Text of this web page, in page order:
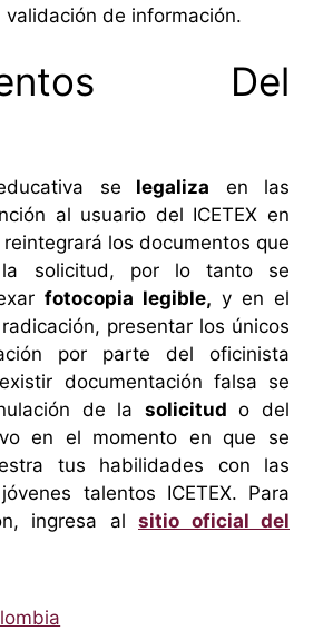
validación de información.
Del
se legaliza en las
al usuario del ICETEX en
los documentos que
solicitud, por lo tanto se
fotocopia legible, y en el
presentar los únicos
por parte del oficinista
documentación falsa se
de lasolicitudo del
en el momento en que se
tus habilidades con las
talentos ICETEX. Para
ingresa al sitio oficial del